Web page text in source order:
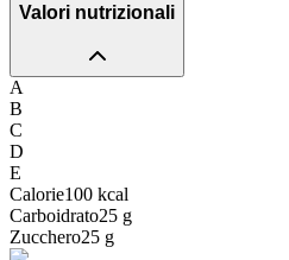
Valori nutrizionali
A
B
C
D
E
Calorie100 kcal
Carboidrato25 g
Zucchero25 g